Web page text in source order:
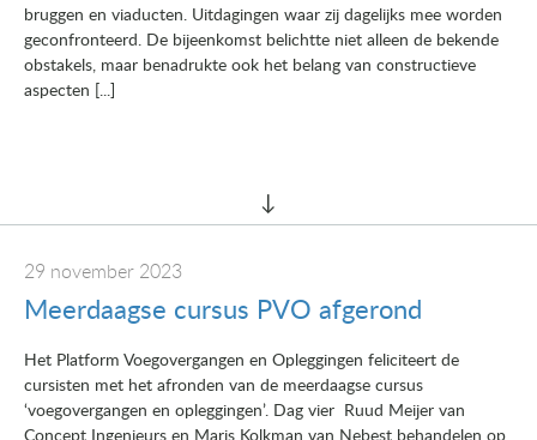
bruggen en viaducten. Uitdagingen waar zij dagelijks mee worden
geconfronteerd. De bijeenkomst belichtte niet alleen de bekende
obstakels, maar benadrukte ook het belang van constructieve
aspecten [...]
29 november 2023
Meerdaagse cursus PVO afgerond
Het Platform Voegovergangen en Opleggingen feliciteert de
cursisten met het afronden van de meerdaagse cursus
‘voegovergangen en opleggingen’. Dag vier Ruud Meijer van
Concept Ingenieurs en Maris Kolkman van Nebest behandelen op